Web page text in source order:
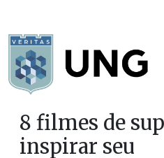
8 filmes de
inspirar seu